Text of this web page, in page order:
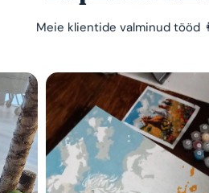
Meie klientide valminud tööd